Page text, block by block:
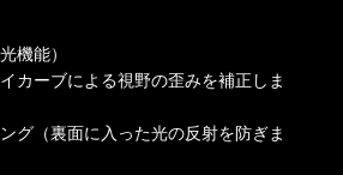
機能）
カーブによる視野の歪みを補正しま
グ（裏面に入った光の反射を防ぎま